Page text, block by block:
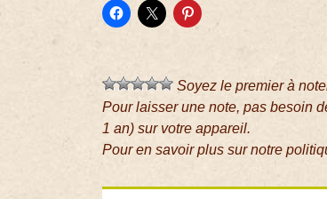
Soyez le premier à
Pour laisser une note, pas besoin
1 an) sur votre appareil.
Pour en savoir plus sur notre